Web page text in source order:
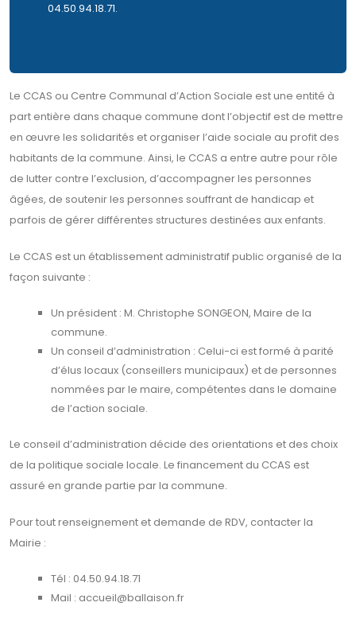
04.50.94.18.71.
Le CCAS ou Centre Communal d’Action Sociale est une entité à
part entière dans chaque commune dont l’objectif est de mettre
en œuvre les solidarités et organiser l’aide sociale au profit des
habitants de la commune. Ainsi, le CCAS a entre autre pour rôle
de lutter contre l’exclusion, d’accompagner les personnes
âgées, de soutenir les personnes souffrant de handicap et
parfois de gérer différentes structures destinées aux enfants.
Le CCAS est un établissement administratif public organisé de la
façon suivante :
Un président : M. Christophe SONGEON, Maire de la
commune.
Un conseil d’administration : Celui-ci est formé à parité
d’élus locaux (conseillers municipaux) et de personnes
nommées par le maire, compétentes dans le domaine
de l’action sociale.
Le conseil d’administration décide des orientations et des choix
de la politique sociale locale. Le financement du CCAS est
assuré en grande partie par la commune.
Pour tout renseignement et demande de RDV, contacter la
Mairie :
Tél : 04.50.94.18.71
Mail : accueil@ballaison.fr